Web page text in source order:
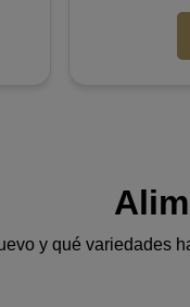
y qué variedades